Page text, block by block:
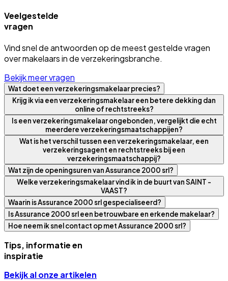
Veelgestelde
vragen
Vind snel de antwoorden op de meest gestelde vragen
over makelaars in de verzekeringsbranche.
Bekijk meer vragen
Wat doet een verzekeringsmakelaar precies?
Krijg ik via een verzekeringsmakelaar een betere dekking dan
online of rechtstreeks?
Is een verzekeringsmakelaar ongebonden, vergelijkt die echt
meerdere verzekeringsmaatschappijen?
Wat is het verschil tussen een verzekeringsmakelaar, een
verzekeringsagent en rechtstreeks bij een
verzekeringsmaatschappij?
Wat zijn de openingsuren van Assurance 2000 srl?
Welke verzekeringsmakelaar vind ik in de buurt van SAINT -
VAAST?
Waarin is Assurance 2000 srl gespecialiseerd?
Is Assurance 2000 srl een betrouwbare en erkende makelaar?
Hoe neem ik snel contact op met Assurance 2000 srl?
Tips, informatie en
inspiratie
Bekijk al onze artikelen